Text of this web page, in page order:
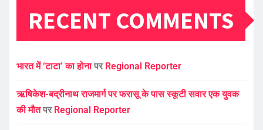
RECENT COMMENTS
भारत में ‘टाटा’ का होनापर Regional Reporter
ऋषिकेश-बद्रीनाथ राजमार्ग पर फरासू के पास स्कूटी सवार एक युवक
की मौतपर Regional Reporter